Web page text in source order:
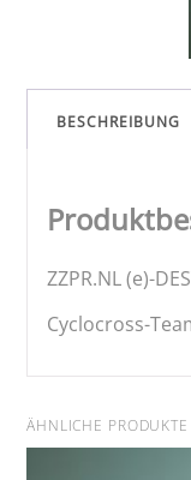
BESCHREIBUNG
ZZPR.NL (e)-
Cyclocross-
ÄHNLICHE PRODUKTE